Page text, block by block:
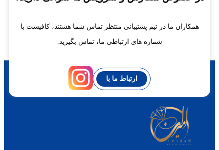
همکاران ما در تیم پشتیبانی منتظر تماس شما هستند، کافیست با
شماره های ارتباطی ما، تماس بگیرید.
ارتباط ما با